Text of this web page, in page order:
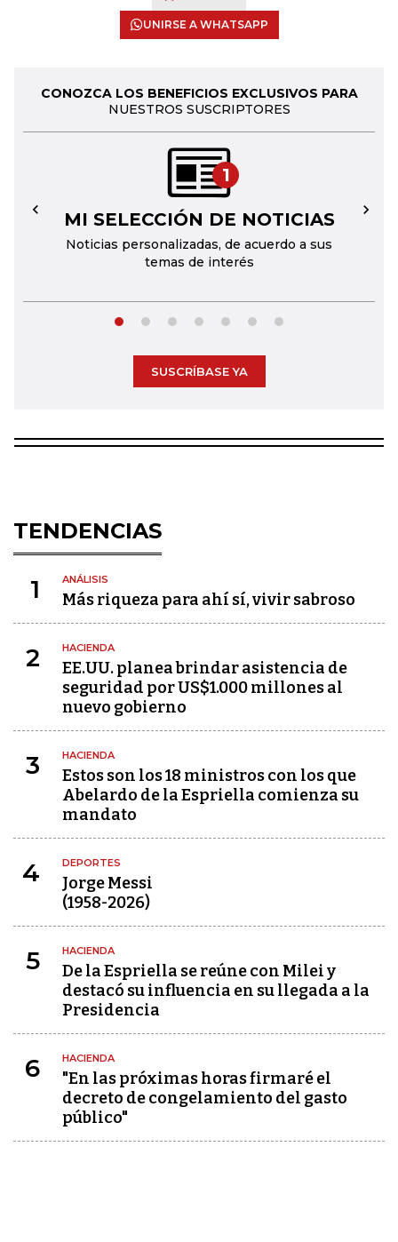
UNIRSE A WHATSAPP
CONOZCA LOS BENEFICIOS EXCLUSIVOS PARA
NUESTROS SUSCRIPTORES
1
MI SELECCIÓN DE NOTICIAS
Noticias personalizadas, de acuerdo a sus
temas de interés
← →
SUSCRÍBASE YA
TENDENCIAS
1 ANÁLISIS
Más riqueza para ahí sí, vivir sabroso
2 HACIENDA
EE.UU. planea brindar asistencia de
seguridad por US$1.000 millones al
nuevo gobierno
3 HACIENDA
Estos son los 18 ministros con los que
Abelardo de la Espriella comienza su
mandato
4 DEPORTES
Jorge Messi
(1958-2026)
5 HACIENDA
De la Espriella se reúne con Milei y
destacó su influencia en su llegada a la
Presidencia
6 HACIENDA
"En las próximas horas firmaré el
decreto de congelamiento del gasto
público"